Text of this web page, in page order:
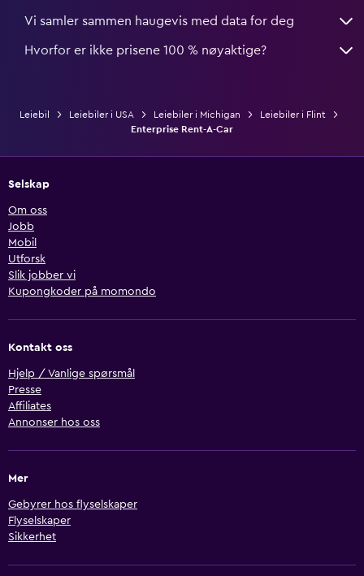
Vi samler sammen haugevis med data for deg
Hvorfor er ikke prisene 100 % nøyaktige?
Leiebil Leiebiler i USA Leiebiler i Michigan
Leiebiler i Flint
Enterprise Rent-A-Car
Selskap
Om oss
Jobb
Mobil
Utforsk
Slik jobber vi
Kupongkoder på momondo
Kontakt oss
Hjelp / Vanlige spørsmål
Presse
Affiliates
Annonser hos oss
Mer
Gebyrer hos flyselskaper
Flyselskaper
Sikkerhet